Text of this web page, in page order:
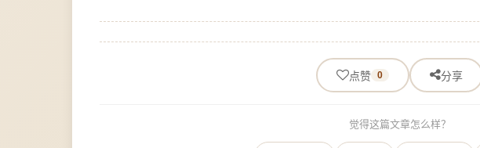
点赞 0 分享
觉得这篇文章怎么样？